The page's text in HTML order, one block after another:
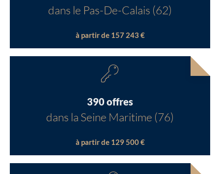
dans le Pas-De-Calais (62)
à partir de 157 243 €
390 offres
dans la Seine Maritime (76)
à partir de 129 500 €